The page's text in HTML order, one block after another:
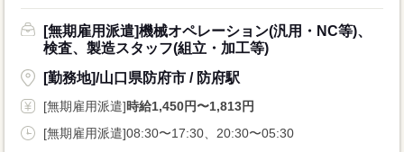
[無期雇用派遣]機械オペレーション(汎用・NC等)、
検査、製造スタッフ(組立・加工等)
[勤務地]/山口県防府市 / 防府駅
[無期雇用派遣]時給1,450円〜1,813円
[無期雇用派遣]08:30〜17:30、20:30〜05:30